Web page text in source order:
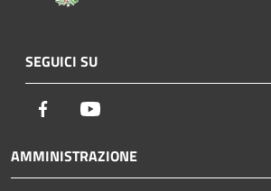
SEGUICI SU
Facebook
AMMINISTRAZIONE